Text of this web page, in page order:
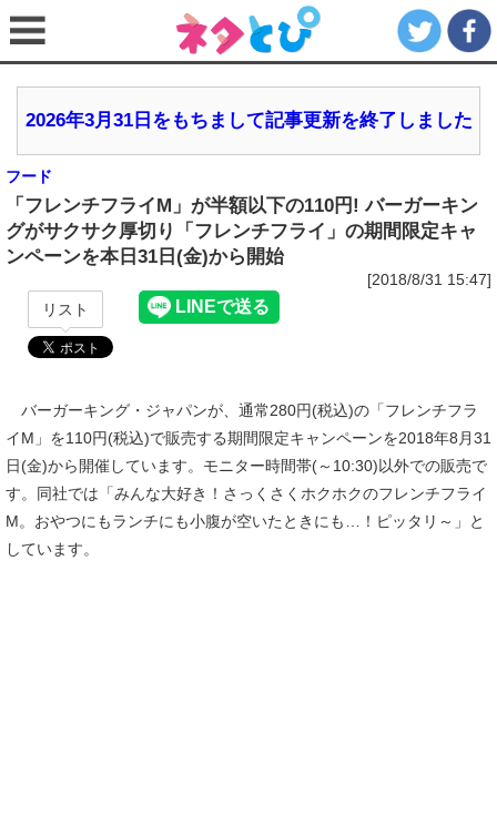
2026年3月31日をもちまして記事更新を終了しました
フード
「フレンチフライM」が半額以下の110円! バーガーキン
グがサクサク厚切り「フレンチフライ」の期間限定キャ
ンペーンを本日31日(金)から開始
[2018/8/31 15:47]
リスト
バーガーキング・ジャパンが、通常280円(税込)の「フレンチフラ
イM」を110円(税込)で販売する期間限定キャンペーンを2018年8月31
日(金)から開催しています。モニター時間帯(～10:30)以外での販売で
す。同社では「みんな大好き！さっくさくホクホクのフレンチフライ
M。おやつにもランチにも小腹が空いたときにも…！ピッタリ～」と
しています。